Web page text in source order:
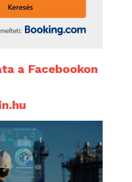
a Facebookon